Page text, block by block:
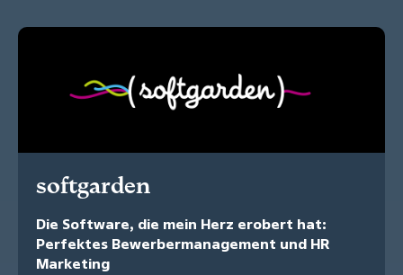
softgarden
Die Software, die mein Herz erobert hat:
Perfektes Bewerbermanagement und HR
Marketing